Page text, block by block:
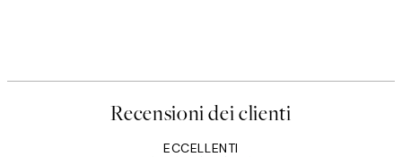
Recensioni dei clienti
ECCELLENTI